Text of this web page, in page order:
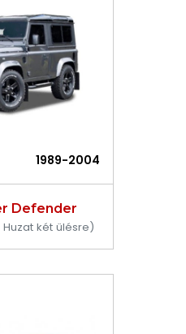
1989-2004
Defender
Huzat két ülésre)